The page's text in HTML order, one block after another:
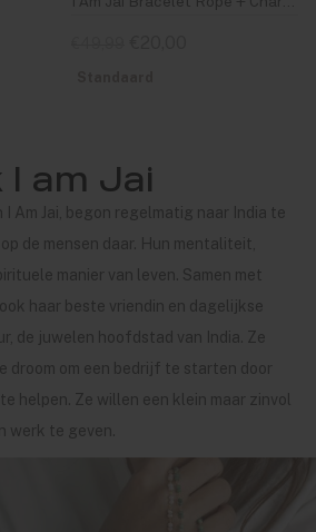
am Jai
I Am Jai, begon regelmatig naar India te
de mensen daar. Hun mentaliteit,
manier van leven. Samen met
haar beste vriendin en dagelijkse
de juwelen hoofdstad van India. Ze
droom om een bedrijf te starten door
helpen. Ze willen een klein maar zinvol
werk te geven.